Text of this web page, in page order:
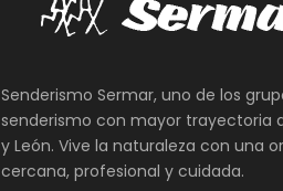
Senderismo Sermar, uno de los
senderismo con mayor trayectoria
y León. Vive la naturaleza con una
cercana, profesional y cuidada.